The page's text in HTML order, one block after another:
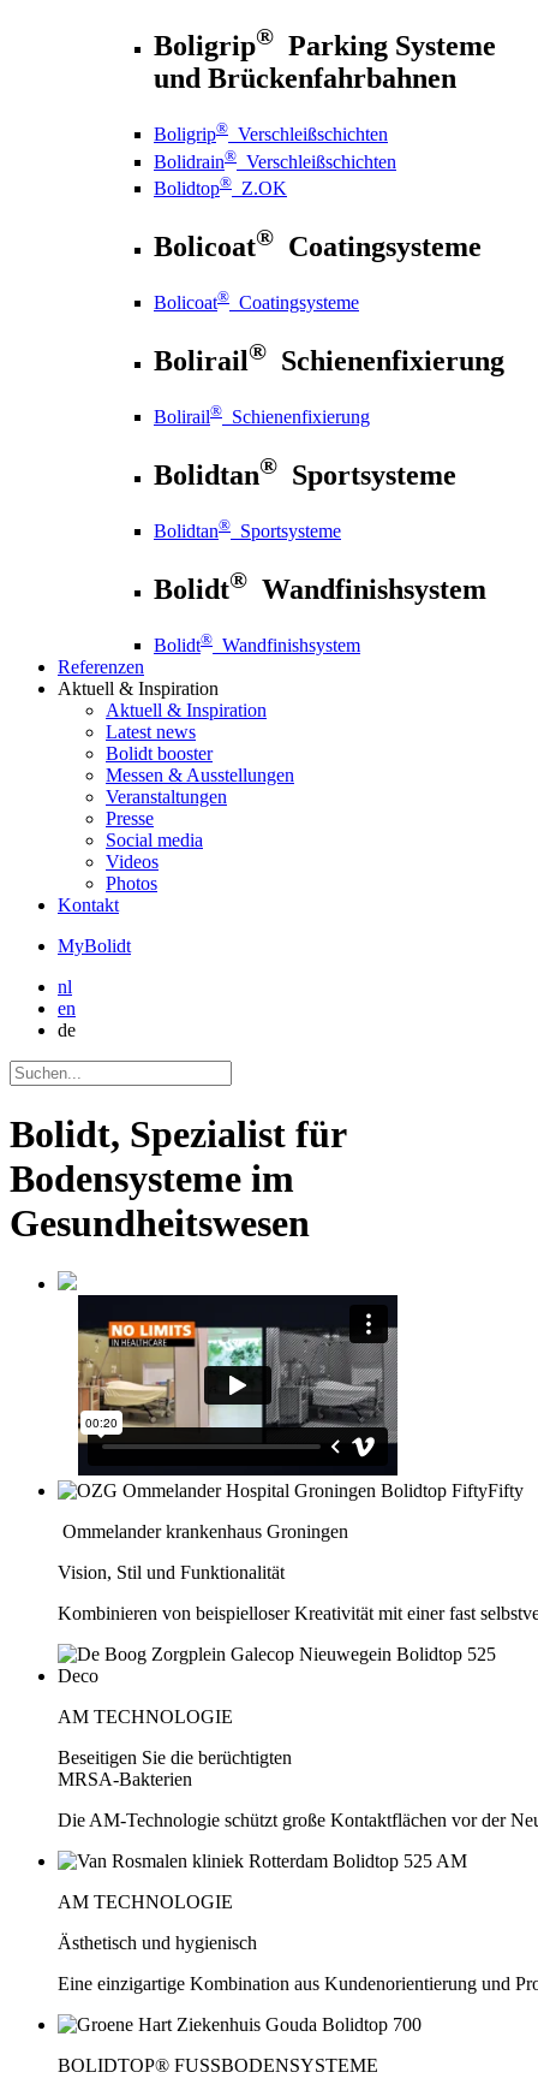
Boligrip® Parking Systeme
und Brückenfahrbahnen
Boligrip® Verschleißschichten
Bolidrain® Verschleißschichten
Bolidtop® Z.OK
Bolicoat® Coatingsysteme
Bolicoat® Coatingsysteme
Bolirail® Schienenfixierung
Bolirail® Schienenfixierung
Bolidtan® Sportsysteme
Bolidtan® Sportsysteme
Bolidt® Wandfinishsystem
Bolidt® Wandfinishsystem
Referenzen
Aktuell & Inspiration
Aktuell & Inspiration
Latest news
Bolidt booster
Messen & Ausstellungen
Veranstaltungen
Presse
Social media
Videos
Photos
Kontakt
MyBolidt
nl
en
de
Bolidt, Spezialist für
Bodensysteme im
Gesundheitswesen
Ommelander krankenhaus Groningen
Vision, Stil und Funktionalität
Kombinieren von beispielloser Kreativität mit einer fast
AM TECHNOLOGIE
Beseitigen Sie die berüchtigten
MRSA-Bakterien
Die AM-Technologie schützt große Kontaktflächen vor der
AM TECHNOLOGIE
Ästhetisch und hygienisch
Eine einzigartige Kombination aus Kundenorientierung und
BOLIDTOP® FUSSBODENSYSTEME